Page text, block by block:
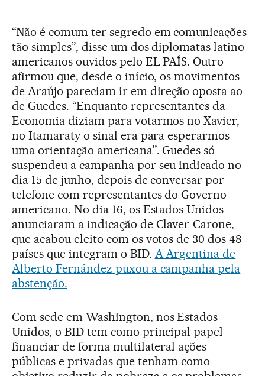
“Não é comum ter segredo em comunicações
tão simples”, disse um dos diplomatas latino
americanos ouvidos pelo EL PAÍS. Outro
afirmou que, desde o início, os movimentos
de Araújo pareciam ir em direção oposta ao
de Guedes. “Enquanto representantes da
Economia diziam para votarmos no Xavier,
no Itamaraty o sinal era para esperarmos
uma orientação americana”. Guedes só
suspendeu a campanha por seu indicado no
dia 15 de junho, depois de conversar por
telefone com representantes do Governo
americano. No dia 16, os Estados Unidos
anunciaram a indicação de Claver-Carone,
que acabou eleito com os votos de 30 dos 48
países que integram o BID. A Argentina de
Alberto Fernández puxou a campanha pela
abstenção.
Com sede em Washington, nos Estados
Unidos, o BID tem como principal papel
financiar de forma multilateral ações
públicas e privadas que tenham como